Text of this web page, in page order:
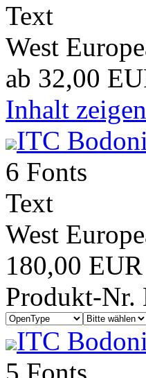
Text
West
ab 32,00
Inhalt
ITC
6 Fonts
Text
West
180,00 EUR
Produkt-Nr.
ITC